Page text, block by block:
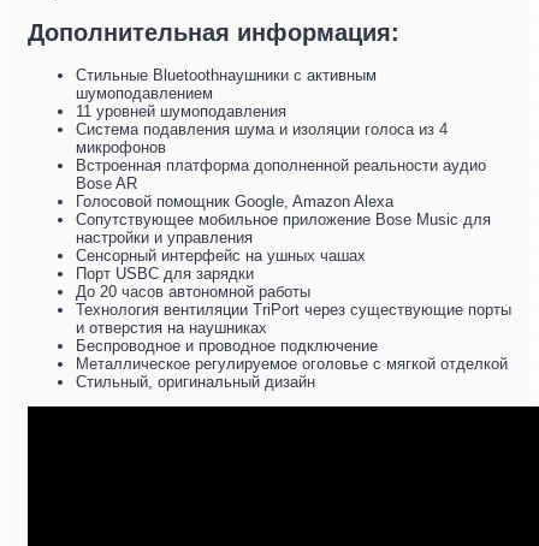
Дополнительная информация:
Стильные Bluetoothнаушники с активным
шумоподавлением
11 уровней шумоподавления
Система подавления шума и изоляции голоса из 4
микрофонов
Встроенная платформа дополненной реальности аудио
Bose AR
Голосовой помощник Google, Amazon Alexa
Сопутствующее мобильное приложение Bose Music для
настройки и управления
Сенсорный интерфейс на ушных чашах
Порт USBC для зарядки
До 20 часов автономной работы
Технология вентиляции TriPort через существующие порты
и отверстия на наушниках
Беспроводное и проводное подключение
Металлическое регулируемое оголовье с мягкой отделкой
Стильный, оригинальный дизайн